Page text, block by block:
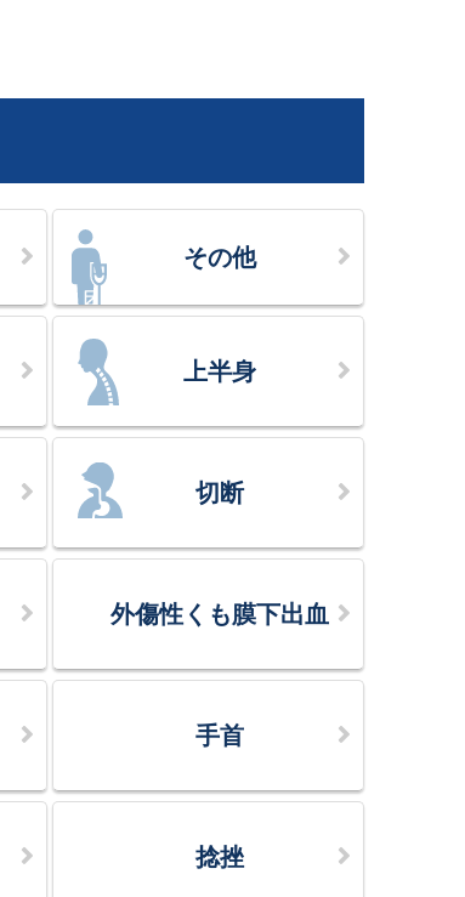
その他
上半身
切断
外傷性くも膜下出血
手首
捻挫